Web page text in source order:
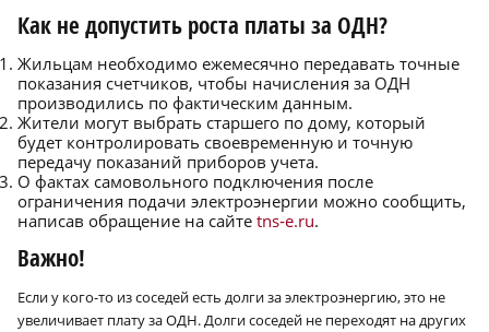
Как не допустить роста платы за ОДН?
Жильцам необходимо ежемесячно передавать точные
показания счетчиков, чтобы начисления за ОДН
производились по фактическим данным.
Жители могут выбрать старшего по дому, который
будет контролировать своевременную и точную
передачу показаний приборов учета.
О фактах самовольного подключения после
ограничения подачи электроэнергии можно сообщить,
написав обращение на сайте tns‑e.ru.
Важно!
Если у кого-то из соседей есть долги за электроэнергию, это не
увеличивает плату за ОДН. Долги соседей не переходят на других